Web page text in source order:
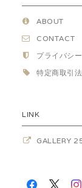
ABOUT
CONTACT
プライバシ
特定商取引
LINK
GALLERY